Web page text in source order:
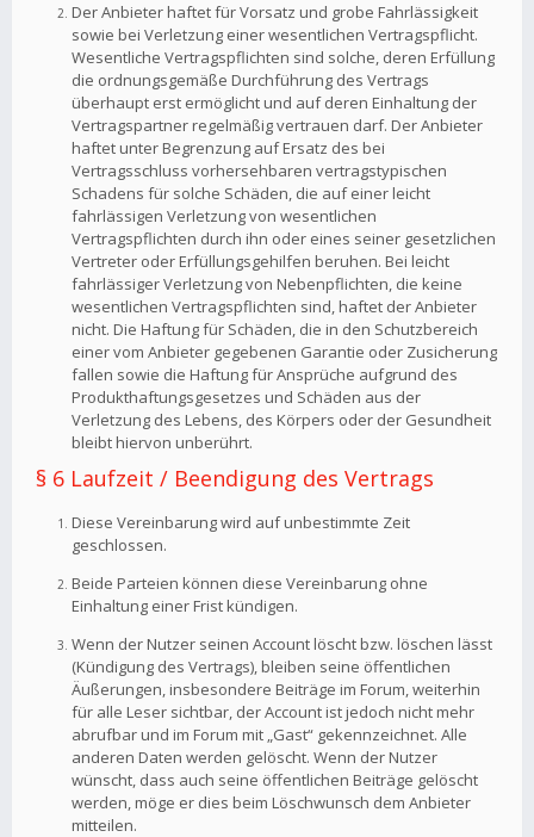
Der Anbieter haftet für Vorsatz und grobe Fahrlässigkeit
sowie bei Verletzung einer wesentlichen Vertragspflicht.
Wesentliche Vertragspflichten sind solche, deren Erfüllung
die ordnungsgemäße Durchführung des Vertrags
überhaupt erst ermöglicht und auf deren Einhaltung der
Vertragspartner regelmäßig vertrauen darf. Der Anbieter
haftet unter Begrenzung auf Ersatz des bei
Vertragsschluss vorhersehbaren vertragstypischen
Schadens für solche Schäden, die auf einer leicht
fahrlässigen Verletzung von wesentlichen
Vertragspflichten durch ihn oder eines seiner gesetzlichen
Vertreter oder Erfüllungsgehilfen beruhen. Bei leicht
fahrlässiger Verletzung von Nebenpflichten, die keine
wesentlichen Vertragspflichten sind, haftet der Anbieter
nicht. Die Haftung für Schäden, die in den Schutzbereich
einer vom Anbieter gegebenen Garantie oder Zusicherung
fallen sowie die Haftung für Ansprüche aufgrund des
Produkthaftungsgesetzes und Schäden aus der
Verletzung des Lebens, des Körpers oder der Gesundheit
bleibt hiervon unberührt.
§ 6 Laufzeit / Beendigung des Vertrags
Diese Vereinbarung wird auf unbestimmte Zeit
geschlossen.
Beide Parteien können diese Vereinbarung ohne
Einhaltung einer Frist kündigen.
Wenn der Nutzer seinen Account löscht bzw. löschen lässt
(Kündigung des Vertrags), bleiben seine öffentlichen
Äußerungen, insbesondere Beiträge im Forum, weiterhin
für alle Leser sichtbar, der Account ist jedoch nicht mehr
abrufbar und im Forum mit „Gast“ gekennzeichnet. Alle
anderen Daten werden gelöscht. Wenn der Nutzer
wünscht, dass auch seine öffentlichen Beiträge gelöscht
werden, möge er dies beim Löschwunsch dem Anbieter
mitteilen.